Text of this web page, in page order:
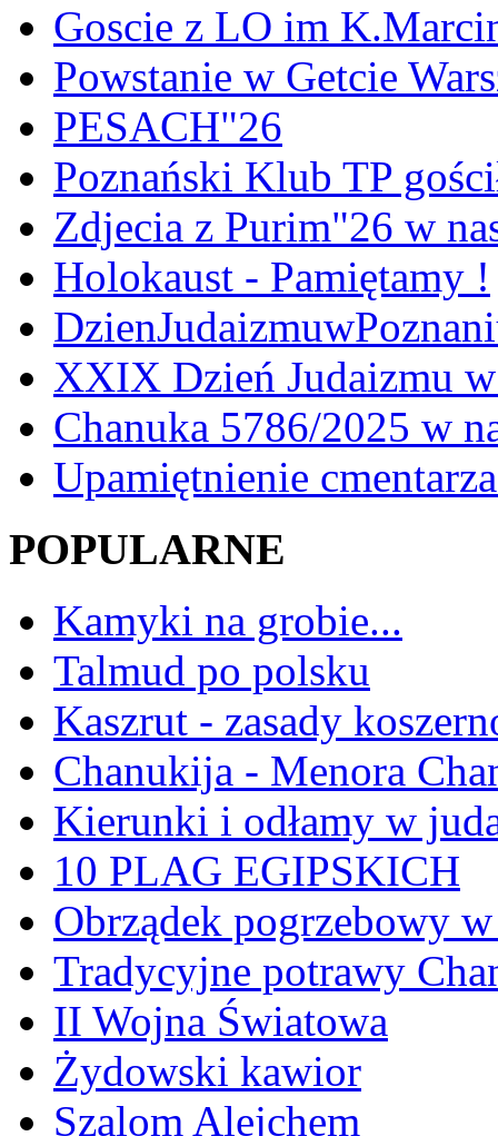
Goscie z LO im
Powstanie w Getcie
PESACH"26
Poznański Klub TP
Zdjecia z Purim"26 w
Holokaust - Pamiętamy !
XXIX Dzień Judaizmu
Chanuka 5786/2025 w
Upamiętnienie
POPULARNE
Kamyki na grobie...
Talmud po polsku
Kaszrut - zasady
Chanukija - Menora
Kierunki i odłamy w
10 PLAG EGIPSKICH
Obrządek pogrzebowy
Tradycyjne potrawy
II Wojna Światowa
Żydowski kawior
Szalom Alejchem